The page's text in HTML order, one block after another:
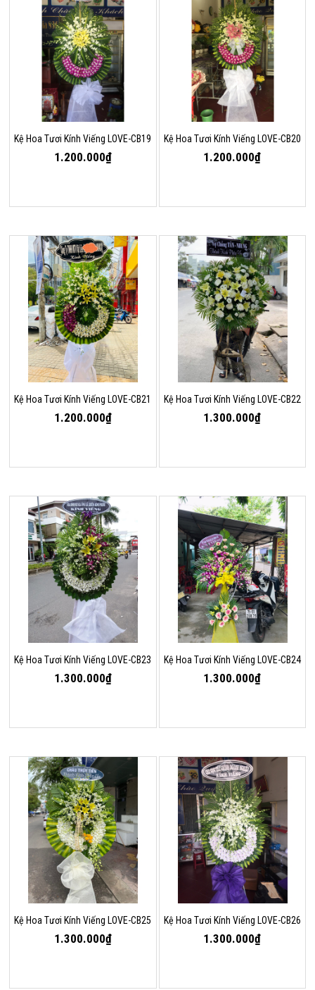
Kệ Hoa Tươi Kính Viếng LOVE-CB19
1.200.000₫
Kệ Hoa Tươi Kính Viếng LOVE-CB20
1.200.000₫
Kệ Hoa Tươi Kính Viếng LOVE-CB21
1.200.000₫
Kệ Hoa Tươi Kính Viếng LOVE-CB22
1.300.000₫
Kệ Hoa Tươi Kính Viếng LOVE-CB23
1.300.000₫
Kệ Hoa Tươi Kính Viếng LOVE-CB24
1.300.000₫
Kệ Hoa Tươi Kính Viếng LOVE-CB25
1.300.000₫
Kệ Hoa Tươi Kính Viếng LOVE-CB26
1.300.000₫